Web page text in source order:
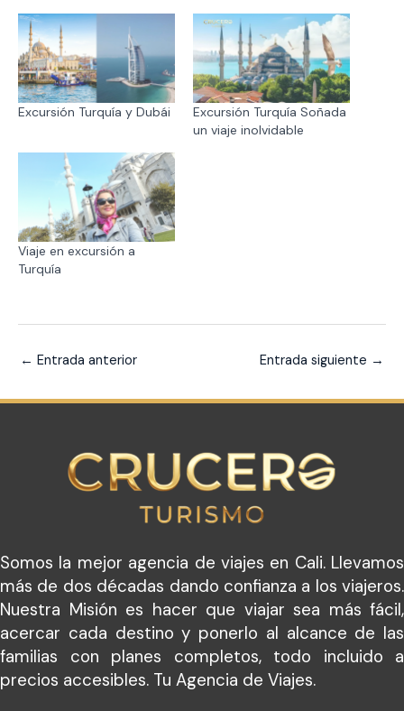
Excursión Turquía y Dubái
Excursión Turquía Soñada
un viaje inolvidable
Viaje en excursión a
Turquía
← Entrada anterior Entrada siguiente →
Somos la mejor agencia de viajes en Cali. Llevamos
más de dos décadas dando confianza a los viajeros.
Nuestra Misión es hacer que viajar sea más fácil,
acercar cada destino y ponerlo al alcance de las
familias con planes completos, todo incluido a
precios accesibles. Tu Agencia de Viajes.